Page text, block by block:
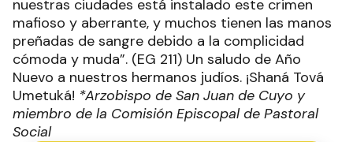
nuestras ciudades está instalado este crimen
mafioso y aberrante, y muchos tienen las manos
preñadas de sangre debido a la complicidad
cómoda y muda”. (EG 211) Un saludo de Año
Nuevo a nuestros hermanos judíos. ¡Shaná Tová
Umetuká! *Arzobispo de San Juan de Cuyo y
miembro de la Comisión Episcopal de Pastoral
Social